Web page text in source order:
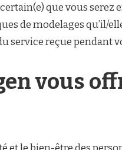
que vous serez
de modelages qu’il/
service reçue pendant
vous